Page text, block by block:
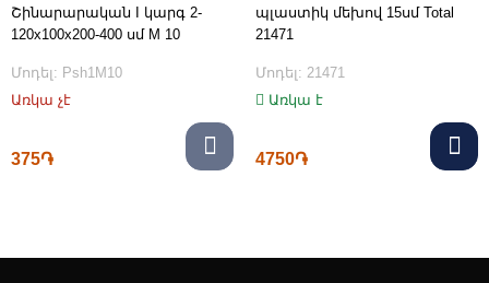
Շինարարական I կարգ 2-
120x100x200-400 սմ M 10
Մոդել: Psh1M10
Առկա չէ
375֏
պլաստիկ մեխով 15սմ Total
21471
Մոդել: 21471
Առկա է
4750֏